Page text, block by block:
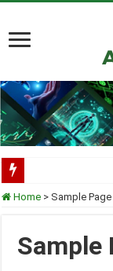
Scorechain tích hợp
Cardano tại
Home > Sample Page
Sample